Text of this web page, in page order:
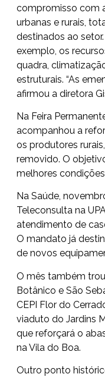
compromisso com
urbanas e rurais,
destinados ao
exemplo, os
quadra,
estruturais. “As
afirmou a diretora
Na Feira
acompanhou a
os produtores
removido. O
melhores
Na Saúde,
Teleconsulta na
atendimento de
O mandato já
de novos
O mês também
Botânico e São
CEPI Flor do
viaduto do Jardins
que reforçará o
na Vila do Boa.
Outro ponto